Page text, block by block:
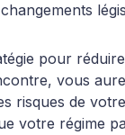
pour
vous
risques de
votre régime